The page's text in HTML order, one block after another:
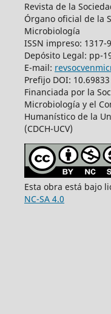
Revista de la
Órgano oficial de la
Microbiología
ISSN impreso: 1317-
Depósito Legal: pp-
E-mail:
Prefijo DOI: 10.69833
Financiada por la
Microbiología y el
Humanístico de la
(CDCH-UCV)
Esta obra está bajo
NC-SA 4.0